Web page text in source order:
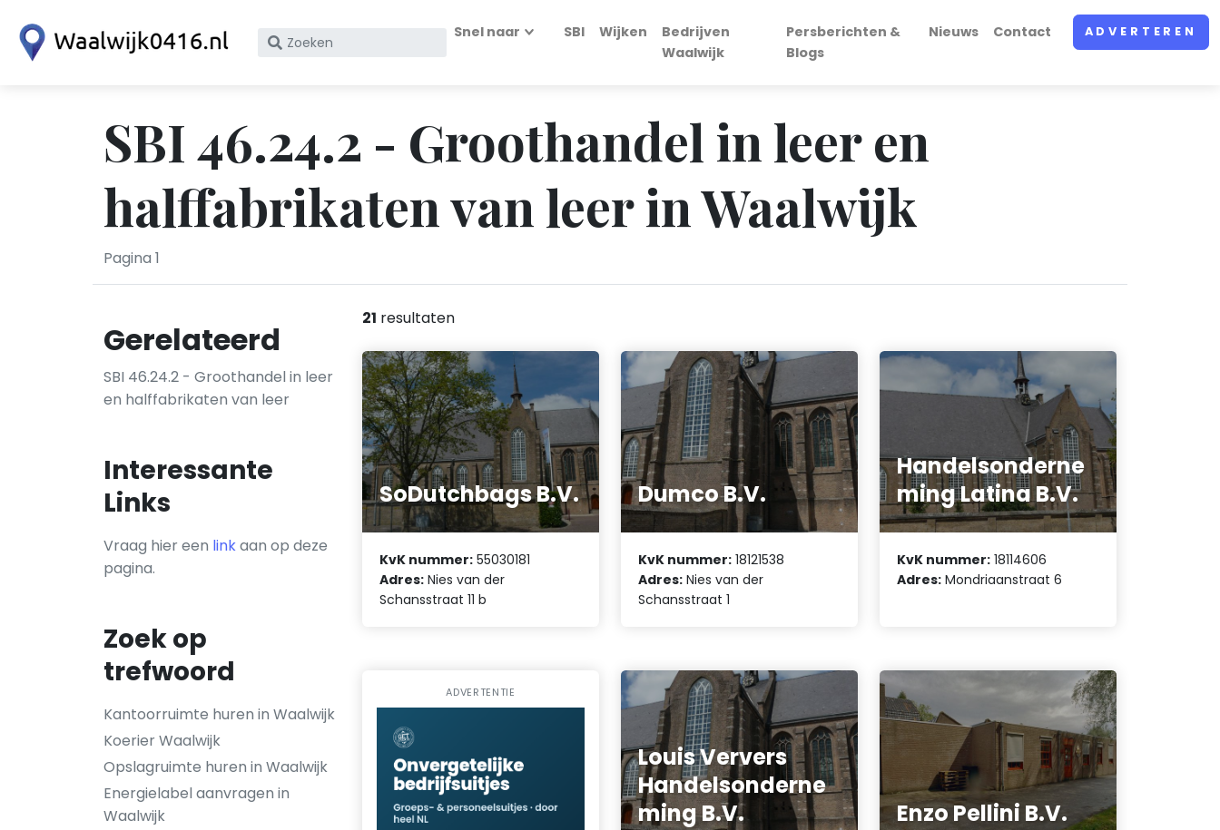
Zoek
KvK
nummer
Snel naar SBI Wijken
Bedrijven
Waalwijk
Persberichten &
Blogs
Nieuws Contact ADVERTEREN
SBI 46.24.2 - Groothandel in leer en
halffabrikaten van leer in Waalwijk
Pagina 1
Gerelateerd
SBI 46.24.2 - Groothandel in leer
en halffabrikaten van leer
Interessante
Links
Vraag hier een linkaan op deze
pagina.
Zoek op
trefwoord
Kantoorruimte huren in Waalwijk
Koerier Waalwijk
Opslagruimte huren in Waalwijk
Energielabel aanvragen in
Waalwijk
21 resultaten
SoDutchbags B.V.
KvK nummer: 55030181
Adres: Nies van der
Schansstraat 11 b
Dumco B.V.
KvK nummer: 18121538
Adres: Nies van der
Schansstraat 1
Handelsonderne
ming Latina B.V.
KvK nummer: 18114606
Adres: Mondriaanstraat 6
ADVERTENTIE
Louis Ververs
Handelsonderne
ming B.V.
Enzo Pellini B.V.